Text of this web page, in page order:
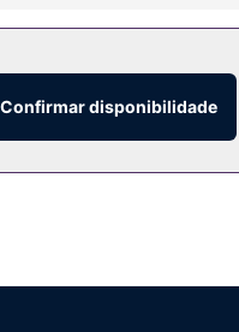
lavandaria. Há
Confirmar disponibilidade